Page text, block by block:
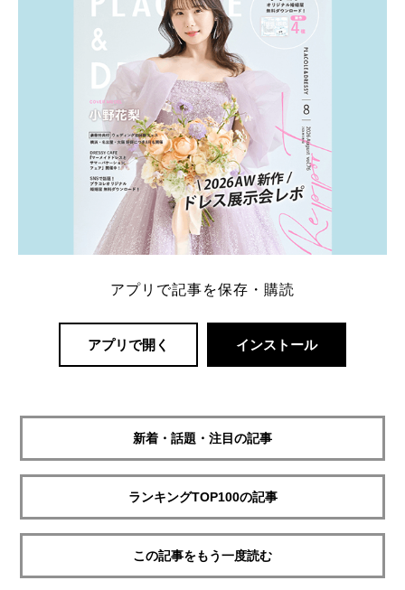
アプリで記事を保存・購読
アプリで開く インストール
新着・話題・注目の記事
ランキングTOP100の記事
この記事をもう一度読む